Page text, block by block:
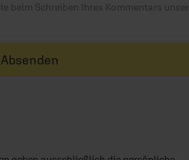
beim Schreiben Ihres Kommentars
Absenden